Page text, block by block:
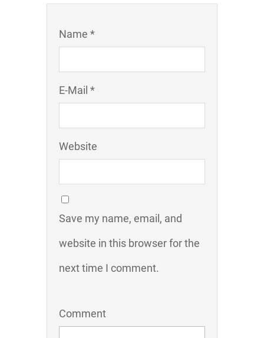
Name *
E-Mail *
Website
Save my name, email, and
website in this browser for the
next time I comment.
Comment